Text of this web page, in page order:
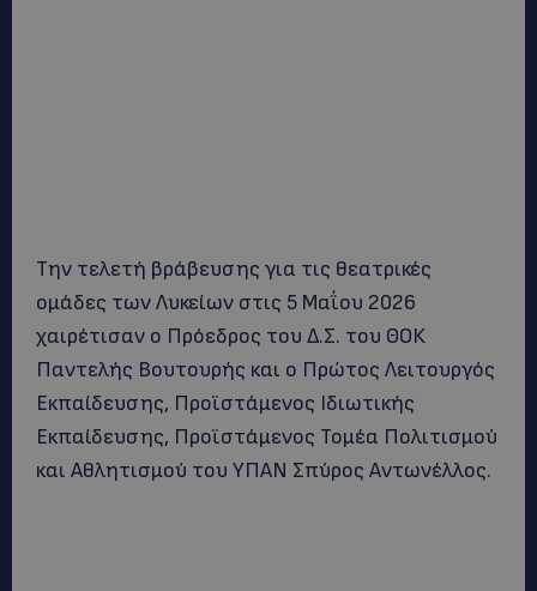
Την τελετή βράβευσης για τις θεατρικές
ομάδες των Λυκείων στις 5 Μαΐου 2026
χαιρέτισαν ο Πρόεδρος του Δ.Σ. του ΘΟΚ
Παντελής Βουτουρής και ο Πρώτος Λειτουργός
Εκπαίδευσης, Προϊστάμενος Ιδιωτικής
Εκπαίδευσης, Προϊστάμενος Τομέα Πολιτισμού
και Αθλητισμού του ΥΠΑΝ Σπύρος Αντωνέλλος.